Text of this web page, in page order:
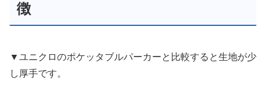
徴
▼ユニクロのポケッタブルパーカーと比較すると生地が少
し厚手です。